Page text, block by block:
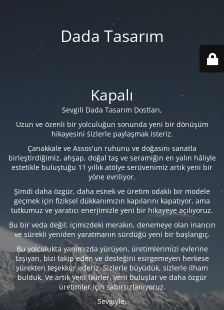
Dada Tasarım
Kapalı
Sevgili Dada Tasarım Dostları,
Uzun ve özenli bir yolculuğun sonunda yeni bir dönüşüm
hikayesini sizlerle paylaşmak isteriz.
Çanakkale ve Assos'un ruhunu ve doğasını sanatla
birleştirdiğimiz, ahşap, doğal taş ve seramiğin en yalın hâliyle
estetikle buluştuğu 11 yıllık atölye serüvenimiz artık yeni bir
yöne evriliyor.
Şimdi daha özgür, daha esnek ve üretim odaklı bir modele
geçmek için fiziksel dükkanımızın kapılarını kapatıyor, ama
tutkumuz ve yaratıcı enerjimizle yeni bir hikayeye açılıyoruz.
Bu bir veda değil; içimizdeki merakın, denemeye olan inancın
ve sürekli yeniden yaratmanın sürdüğü yeni bir başlangıç.
Bu yolculukta yanımızda yürüyen, üretimlerimizi evlerine
taşıyan, bizi takip eden ve desteğini esirgemeyen herkese
yürekten teşekkür ederiz. Sizlerle büyüdük, sizlerle ilham
bulduk. Ve artık yeni fikirler, yeni buluşlar ve daha özgür
üretimler için sabırsızlanıyoruz.
Sevgiyle,